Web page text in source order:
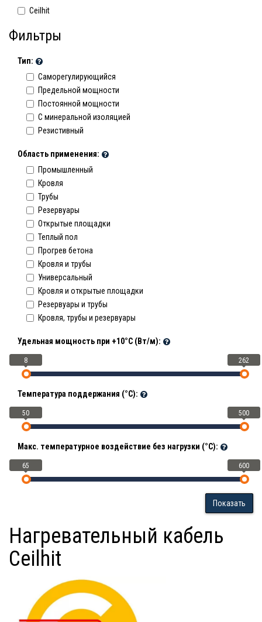
Ceilhit
Фильтры
Тип:
Саморегулирующийся
Предельной мощности
Постоянной мощности
C минеральной изоляцией
Резистивный
Область применения:
Промышленный
Кровля
Трубы
Резервуары
Открытые площадки
Теплый пол
Прогрев бетона
Кровля и трубы
Универсальный
Кровля и открытые площадки
Резервуары и трубы
Кровля, трубы и резервуары
Удельная мощность при +10°С (Вт/м):
8 262
Температура поддержания (°С):
50 500
Макс. температурное воздействие без нагрузки (°С):
65 600
Показать
Нагревательный кабель
Ceilhit